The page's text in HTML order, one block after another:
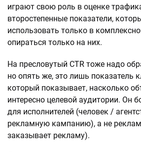
играют свою роль в оценке
второстепенные показатели,
использовать только в
опираться только на них.
На пресловутый CTR тоже надо
но опять же, это лишь показатель
который показывает, насколько
интересно целевой аудитории. Он
для исполнителей (человек /
рекламную кампанию), а не
заказывает рекламу).